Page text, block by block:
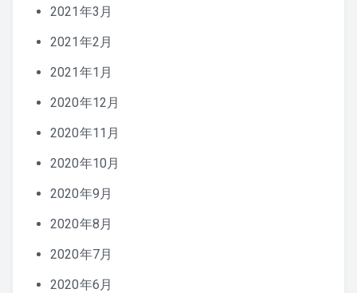
2021年3月
2021年2月
2021年1月
2020年12月
2020年11月
2020年10月
2020年9月
2020年8月
2020年7月
2020年6月